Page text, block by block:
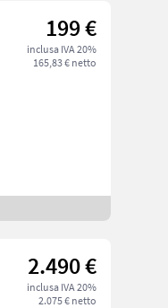
199 €
inclusa IVA 20%
165,83 € netto
2.490 €
inclusa IVA 20%
2.075 € netto